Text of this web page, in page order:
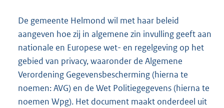
De gemeente Helmond wil met haar beleid
aangeven hoe zij in algemene zin invulling geeft aan
nationale en Europese wet- en regelgeving op het
gebied van privacy, waaronder de Algemene
Verordening Gegevensbescherming (hierna te
noemen: AVG) en de Wet Politiegegevens (hierna te
noemen Wpg). Het document maakt onderdeel uit